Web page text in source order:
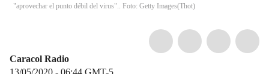
"aprovechar el punto débil del virus".. Foto: Getty Images(Thot)
Caracol Radio
13/05/2020 - 06:44 GMT-5